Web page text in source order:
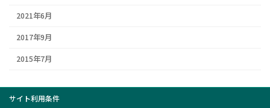
2021年6月
2017年9月
2015年7月
サイト利用条件